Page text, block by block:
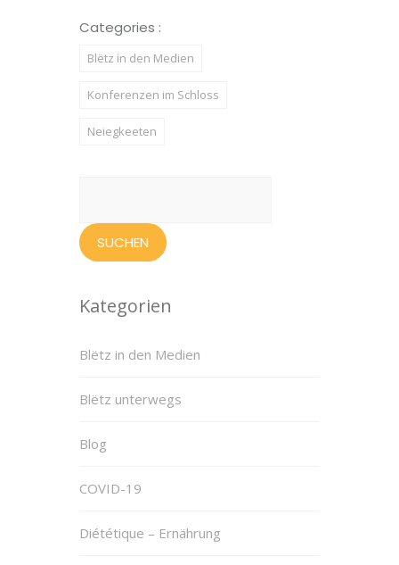
Categories :
Blëtz in den Medien
Konferenzen im Schloss
Neiegkeeten
Kategorien
Blëtz in den Medien
Blëtz unterwegs
Blog
COVID-19
Diététique – Ernährung